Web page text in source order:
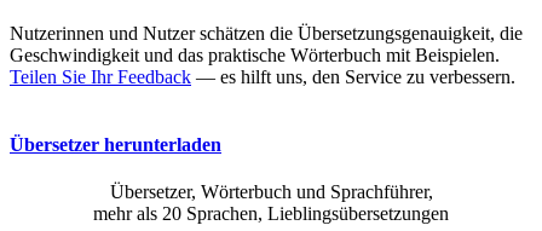
Nutzerinnen und Nutzer schätzen die Übersetzungsgenauigkeit, die
Geschwindigkeit und das praktische Wörterbuch mit Beispielen.
Teilen Sie Ihr Feedback — es hilft uns, den Service zu verbessern.
Übersetzer herunterladen
Übersetzer, Wörterbuch und Sprachführer,
mehr als 20 Sprachen, Lieblingsübersetzungen